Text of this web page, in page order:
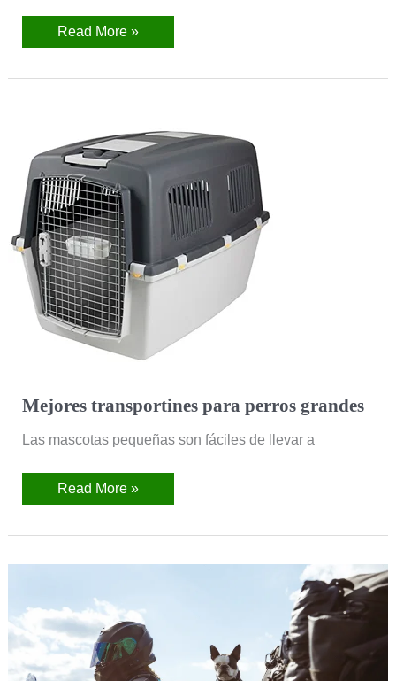
Read More »
Mejores transportines para perros grandes
Las mascotas pequeñas son fáciles de llevar a
para
perros
grandes
Read More »
llevar
perros
en
moto